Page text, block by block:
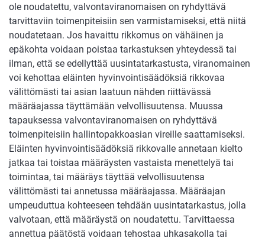
ole noudatettu, valvontaviranomaisen on ryhdyttävä
tarvittaviin toimenpiteisiin sen varmistamiseksi, että niitä
noudatetaan. Jos havaittu rikkomus on vähäinen ja
epäkohta voidaan poistaa tarkastuksen yhteydessä tai
ilman, että se edellyttää uusintatarkastusta, viranomainen
voi kehottaa eläinten hyvinvointisäädöksiä rikkovaa
välittömästi tai asian laatuun nähden riittävässä
määräajassa täyttämään velvollisuutensa. Muussa
tapauksessa valvontaviranomaisen on ryhdyttävä
toimenpiteisiin hallintopakkoasian vireille saattamiseksi.
Eläinten hyvinvointisäädöksiä rikkovalle annetaan kielto
jatkaa tai toistaa määräysten vastaista menettelyä tai
toimintaa, tai määräys täyttää velvollisuutensa
välittömästi tai annetussa määräajassa. Määräajan
umpeuduttua kohteeseen tehdään uusintatarkastus, jolla
valvotaan, että määräystä on noudatettu. Tarvittaessa
annettua päätöstä voidaan tehostaa uhkasakolla tai